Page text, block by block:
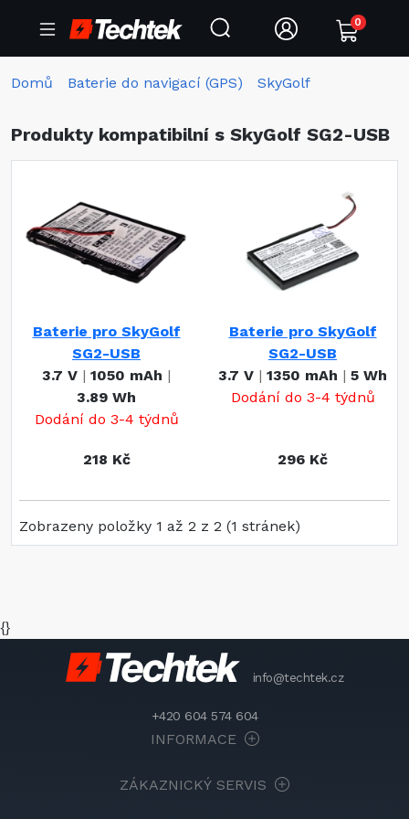
0
Domů Baterie do navigací (GPS) SkyGolf
Produkty kompatibilní s SkyGolf SG2-USB
Baterie pro SkyGolf
SG2-USB
3.7 V | 1050 mAh |
3.89 Wh
Dodání do 3-4 týdnů
218 Kč
Baterie pro SkyGolf
SG2-USB
3.7 V | 1350 mAh | 5 Wh
Dodání do 3-4 týdnů
296 Kč
Zobrazeny položky 1 až 2 z 2 (1 stránek)
{}
info@techtek.cz
+420 604 574 604
INFORMACE
ZÁKAZNICKÝ SERVIS